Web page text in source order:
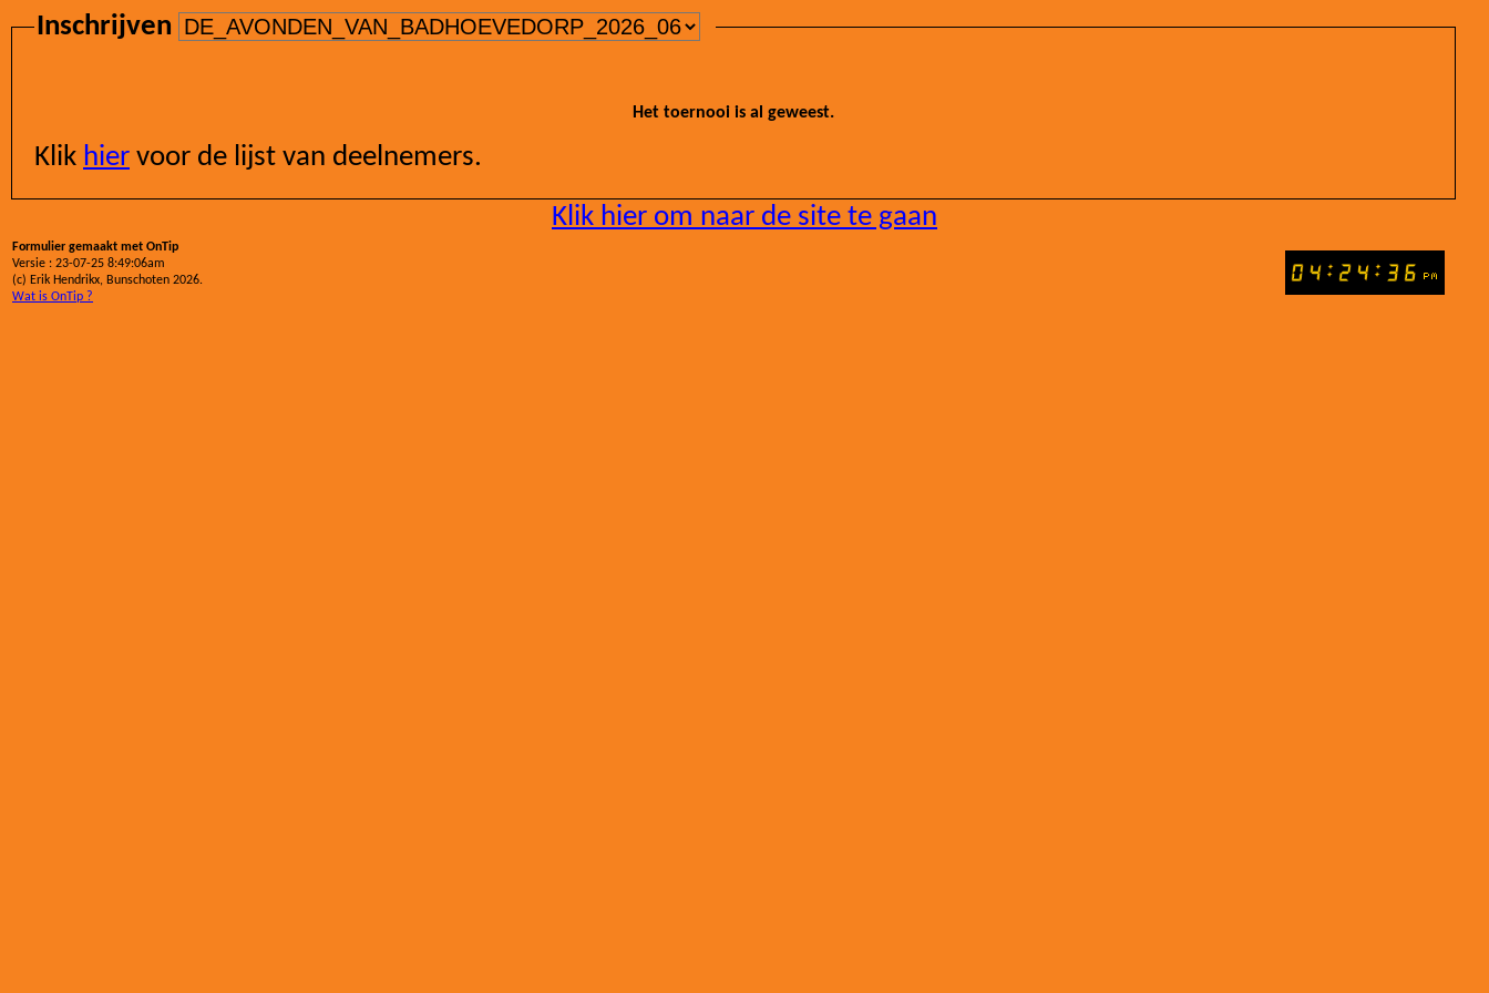
Inschrijven
Het toernooi is al geweest.
Klik hier voor de lijst van deelnemers.
Klik hier om naar de site te gaan
Formulier gemaakt met OnTip
Versie : 23-07-25 8:49:06am
(c) Erik Hendrikx, Bunschoten 2026.
Wat is OnTip ?